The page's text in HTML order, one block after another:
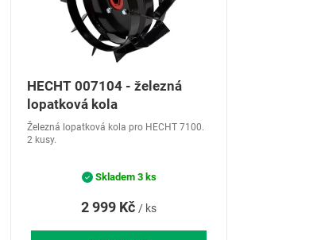
HECHT 007104 - železná
lopatková kola
2 999 Kč / ks
Železná lopatková kola pro HECHT 7100.
2 kusy.
Skladem 3 ks